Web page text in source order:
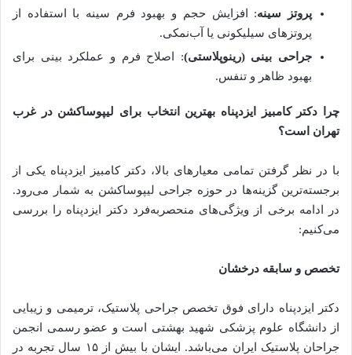
پروتز سینه: افزایش حجم و بهبود فرم سینه با استفاده از
پروتزهای سیلیکونی یا آب‌نمکی.
جراحی بینی (رینوپلاستی): اصلاح فرم و عملکرد بینی برای
بهبود ظاهر و تنفس.
چرا دکتر کامبیز ایزدپناه بهترین انتخاب برای لیپوساکشن در غرب
تهران است؟
با در نظر گرفتن تمامی معیارهای بالا، دکتر کامبیز ایزدپناه یکی از
برجسته‌ترین گزینه‌ها در حوزه جراحی لیپوساکشن به شمار می‌رود.
در ادامه برخی از ویژگی‌های منحصربه‌فرد دکتر ایزدپناه را بررسی
می‌کنیم:
تخصص و سابقه درخشان
دکتر ایزدپناه دارای فوق تخصص جراحی پلاستیک، ترمیمی و زیبایی
از دانشگاه علوم پزشکی شهید بهشتی است و عضو رسمی انجمن
جراحان پلاستیک ایران می‌باشد. ایشان با بیش از ۱۵ سال تجربه در